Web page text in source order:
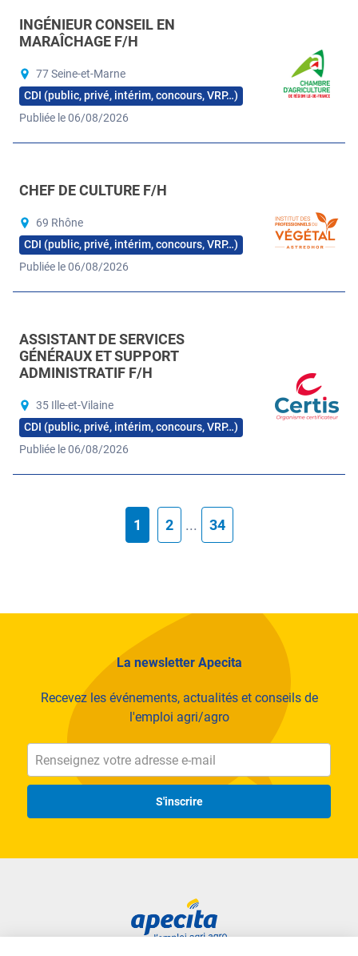
INGÉNIEUR CONSEIL EN
MARAÎCHAGE F/H
77 Seine-et-Marne
CDI (public, privé, intérim, concours, VRP…)
Publiée le 06/08/2026
CHEF DE CULTURE F/H
69 Rhône
CDI (public, privé, intérim, concours, VRP…)
Publiée le 06/08/2026
ASSISTANT DE SERVICES
GÉNÉRAUX ET SUPPORT
ADMINISTRATIF F/H
35 Ille-et-Vilaine
CDI (public, privé, intérim, concours, VRP…)
Publiée le 06/08/2026
1 2 ... 34
La newsletter Apecita
Recevez les événements, actualités et conseils de
l'emploi agri/agro
S'inscrire